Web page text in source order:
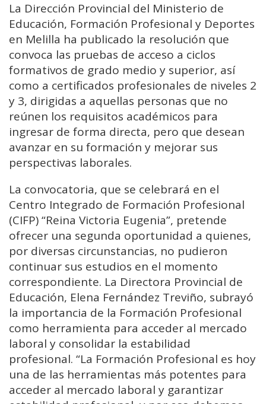
La Dirección Provincial del Ministerio de
Educación, Formación Profesional y Deportes
en Melilla ha publicado la resolución que
convoca las pruebas de acceso a ciclos
formativos de grado medio y superior, así
como a certificados profesionales de niveles 2
y 3, dirigidas a aquellas personas que no
reúnen los requisitos académicos para
ingresar de forma directa, pero que desean
avanzar en su formación y mejorar sus
perspectivas laborales.
La convocatoria, que se celebrará en el
Centro Integrado de Formación Profesional
(CIFP) “Reina Victoria Eugenia”, pretende
ofrecer una segunda oportunidad a quienes,
por diversas circunstancias, no pudieron
continuar sus estudios en el momento
correspondiente. La Directora Provincial de
Educación, Elena Fernández Treviño, subrayó
la importancia de la Formación Profesional
como herramienta para acceder al mercado
laboral y consolidar la estabilidad
profesional. “La Formación Profesional es hoy
una de las herramientas más potentes para
acceder al mercado laboral y garantizar